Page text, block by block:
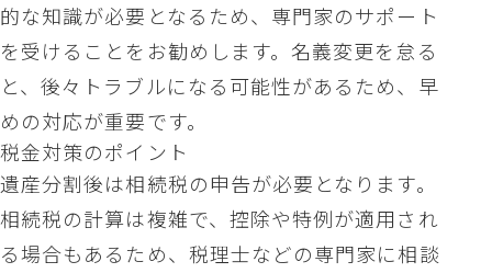
的な知識が必要となるため、専門家のサポート
を受けることをお勧めします。名義変更を怠る
と、後々トラブルになる可能性があるため、早
めの対応が重要です。
税金対策のポイント
遺産分割後は相続税の申告が必要となります。
相続税の計算は複雑で、控除や特例が適用され
る場合もあるため、税理士などの専門家に相談